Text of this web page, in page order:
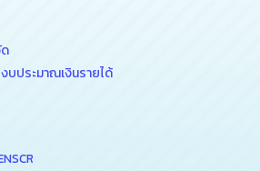
บประมาณเงินรายได้